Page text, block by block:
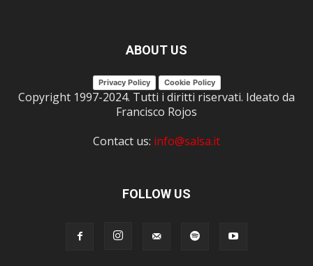
ABOUT US
Privacy Policy Cookie Policy
Copyright 1997-2024. Tutti i diritti riservati. Ideato da
Francisco Rojos
Contact us: info@salsa.it
FOLLOW US